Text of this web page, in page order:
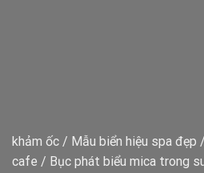
khảm ốc / Mẫu biển hiệu spa đẹp /
cafe / Bục phát biểu mica trong